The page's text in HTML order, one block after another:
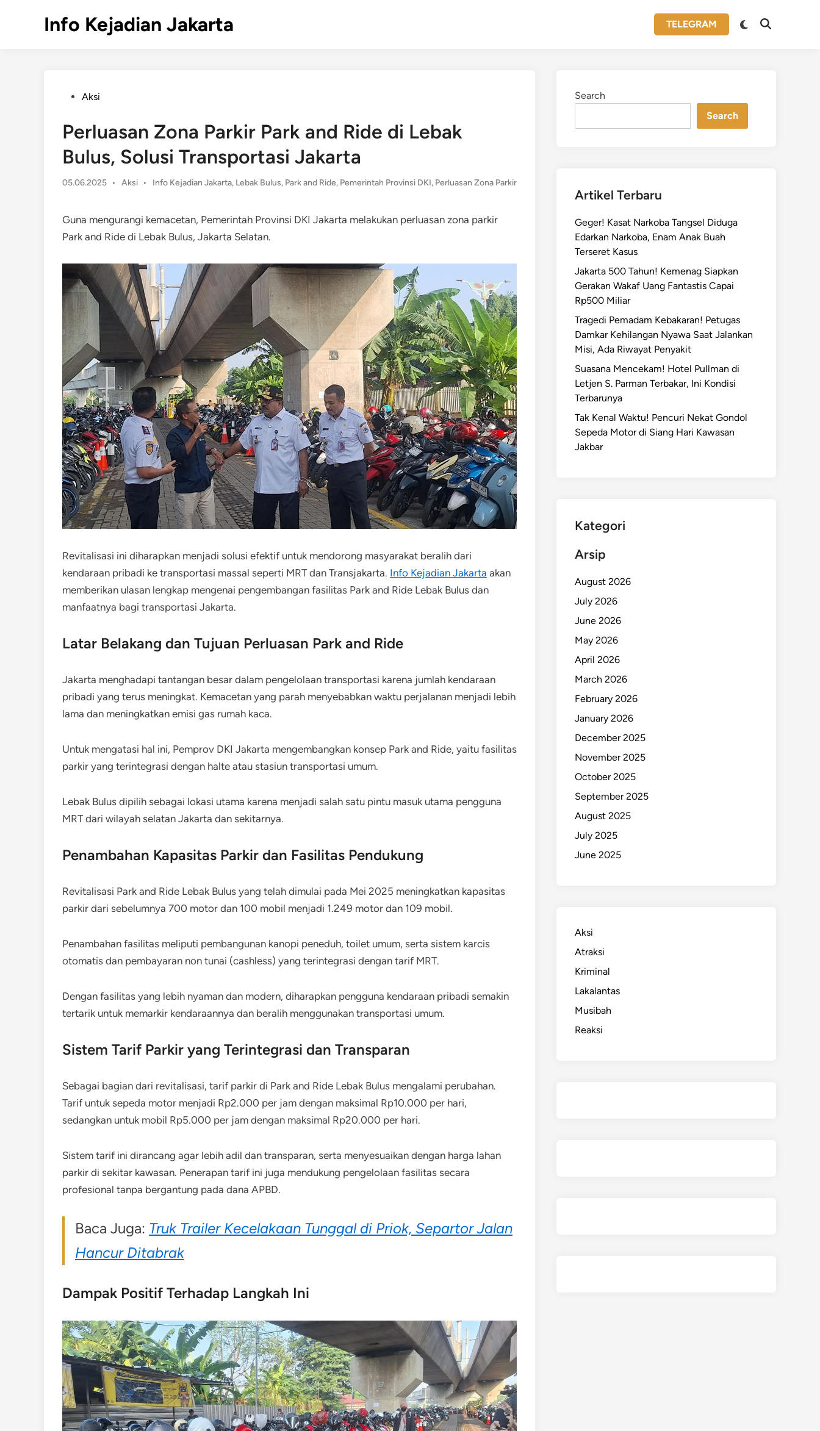
Info Kejadian Jakarta TELEGRAM
Switch
Open
PostedAksi
Perluasan Zona Parkir Park and Ride di Lebak
Bulus, Solusi Transportasi Jakarta
05.06.2025 •
Posted
Aksi • Info Kejadian Jakarta, Lebak Bulus, Park and Ride, Pemerintah Provinsi DKI, Perluasan Zona Parkir
Guna mengurangi kemacetan, Pemerintah Provinsi DKI Jakarta melakukan perluasan zona parkir
Park and Ride di Lebak Bulus, Jakarta Selatan.
Revitalisasi ini diharapkan menjadi solusi efektif untuk mendorong masyarakat beralih dari
kendaraan pribadi ke transportasi massal seperti MRT dan Transjakarta. Info Kejadian Jakarta akan
memberikan ulasan lengkap mengenai pengembangan fasilitas Park and Ride Lebak Bulus dan
manfaatnya bagi transportasi Jakarta.
Latar Belakang dan Tujuan Perluasan Park and Ride
Jakarta menghadapi tantangan besar dalam pengelolaan transportasi karena jumlah kendaraan
pribadi yang terus meningkat. Kemacetan yang parah menyebabkan waktu perjalanan menjadi lebih
lama dan meningkatkan emisi gas rumah kaca.
Untuk mengatasi hal ini, Pemprov DKI Jakarta mengembangkan konsep Park and Ride, yaitu fasilitas
parkir yang terintegrasi dengan halte atau stasiun transportasi umum.
Lebak Bulus dipilih sebagai lokasi utama karena menjadi salah satu pintu masuk utama pengguna
MRT dari wilayah selatan Jakarta dan sekitarnya.
Penambahan Kapasitas Parkir dan Fasilitas Pendukung
Revitalisasi Park and Ride Lebak Bulus yang telah dimulai pada Mei 2025 meningkatkan kapasitas
parkir dari sebelumnya 700 motor dan 100 mobil menjadi 1.249 motor dan 109 mobil.
Penambahan fasilitas meliputi pembangunan kanopi peneduh, toilet umum, serta sistem karcis
otomatis dan pembayaran non tunai (cashless) yang terintegrasi dengan tarif MRT.
Dengan fasilitas yang lebih nyaman dan modern, diharapkan pengguna kendaraan pribadi semakin
tertarik untuk memarkir kendaraannya dan beralih menggunakan transportasi umum.
Sistem Tarif Parkir yang Terintegrasi dan Transparan
Sebagai bagian dari revitalisasi, tarif parkir di Park and Ride Lebak Bulus mengalami perubahan.
Tarif untuk sepeda motor menjadi Rp2.000 per jam dengan maksimal Rp10.000 per hari,
sedangkan untuk mobil Rp5.000 per jam dengan maksimal Rp20.000 per hari.
Sistem tarif ini dirancang agar lebih adil dan transparan, serta menyesuaikan dengan harga lahan
parkir di sekitar kawasan. Penerapan tarif ini juga mendukung pengelolaan fasilitas secara
profesional tanpa bergantung pada dana APBD.
Baca Juga: Truk Trailer Kecelakaan Tunggal di Priok, Separtor Jalan
Hancur Ditabrak
Dampak Positif Terhadap Langkah Ini
Search
Search
Artikel Terbaru
Geger! Kasat Narkoba Tangsel Diduga
Edarkan Narkoba, Enam Anak Buah
Terseret Kasus
Jakarta 500 Tahun! Kemenag Siapkan
Gerakan Wakaf Uang Fantastis Capai
Rp500 Miliar
Tragedi Pemadam Kebakaran! Petugas
Damkar Kehilangan Nyawa Saat Jalankan
Misi, Ada Riwayat Penyakit
Suasana Mencekam! Hotel Pullman di
Letjen S. Parman Terbakar, Ini Kondisi
Terbarunya
Tak Kenal Waktu! Pencuri Nekat Gondol
Sepeda Motor di Siang Hari Kawasan
Jakbar
Kategori
Arsip
August 2026
July 2026
June 2026
May 2026
April 2026
March 2026
February 2026
January 2026
December 2025
November 2025
October 2025
September 2025
August 2025
July 2025
June 2025
Aksi
Atraksi
Kriminal
Lakalantas
Musibah
Reaksi